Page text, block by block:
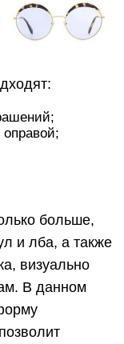
больше,
и лба, а также
визуально
В данном